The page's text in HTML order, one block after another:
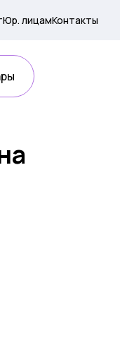
Юр. лицамКонтакты